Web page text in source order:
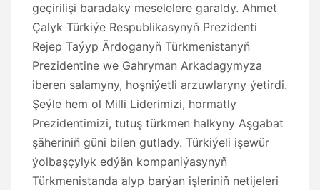
geçirilişi baradaky meselelere garaldy. Ahmet
Çalyk Türkiýe Respublikasynyň Prezidenti
Rejep Taýyp Ärdoganyň Türkmenistanyň
Prezidentine we Gahryman Arkadagymyza
iberen salamyny, hoşniýetli arzuwlaryny ýetirdi.
Şeýle hem ol Milli Liderimizi, hormatly
Prezidentimizi, tutuş türkmen halkyny Aşgabat
şäheriniň güni bilen gutlady. Türkiýeli işewür
ýolbaşçylyk edýän kompaniýasynyň
Türkmenistanda alyp barýan işleriniň netijeleri